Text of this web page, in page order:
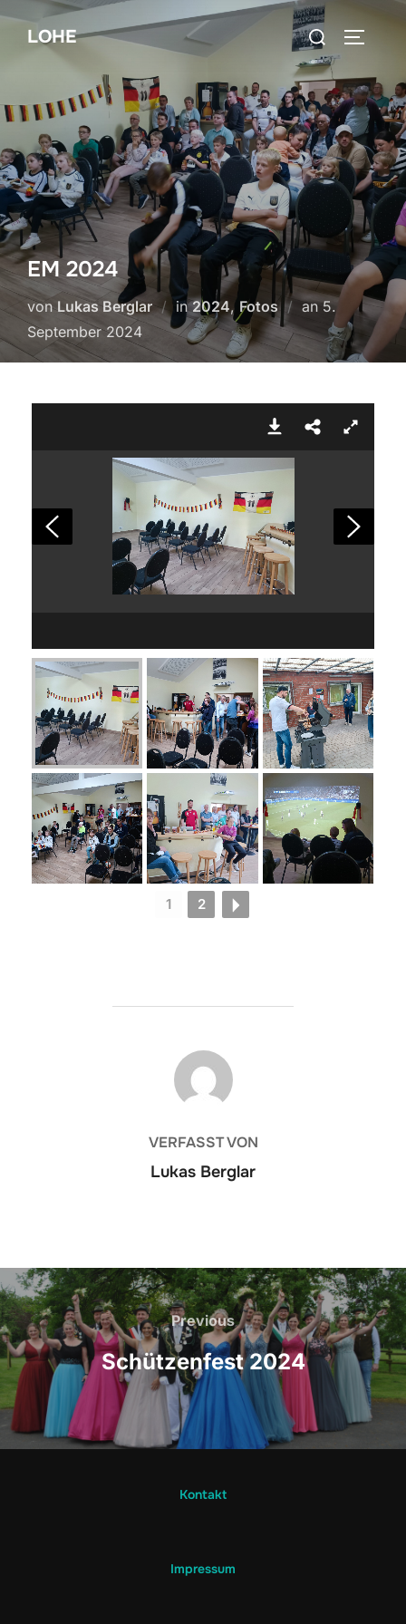
Zum
InhaltLOHE
Suchen
nach:
EM 2024
von Lukas Berglar in2024, Fotos an
am
5.
September 2024
1 2
BEITRAGSAUTOR
VERFASST VON
Lukas Berglar
Beitragsnavigation
Previous
Previous
Schützenfest 2024
Kontakt
Impressum